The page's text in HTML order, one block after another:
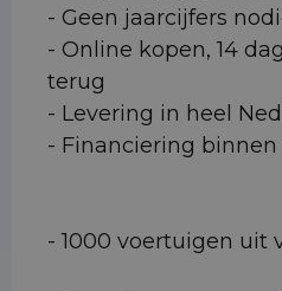
- Geen jaarcijfers
- Online kopen, 14
terug
- Levering in heel
- Financiering binnen
- 1000 voertuigen uit